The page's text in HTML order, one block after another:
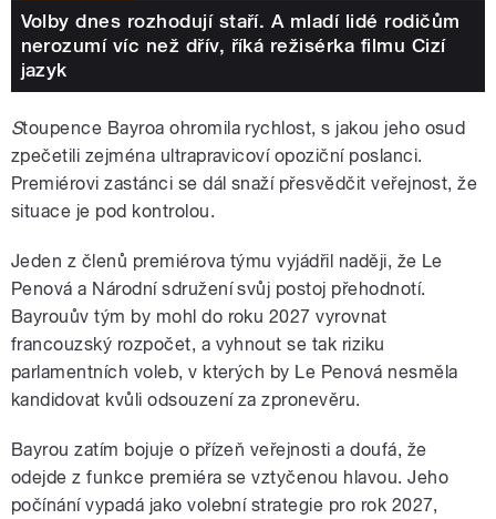
Volby dnes rozhodují staří. A mladí lidé rodičům
nerozumí víc než dřív, říká režisérka filmu Cizí
jazyk
Stoupence Bayroa ohromila rychlost, s jakou jeho osud
zpečetili zejména ultrapravicoví opoziční poslanci.
Premiérovi zastánci se dál snaží přesvědčit veřejnost, že
situace je pod kontrolou.
Jeden z členů premiérova týmu vyjádřil naději, že Le
Penová a Národní sdružení svůj postoj přehodnotí.
Bayrouův tým by mohl do roku 2027 vyrovnat
francouzský rozpočet, a vyhnout se tak riziku
parlamentních voleb, v kterých by Le Penová nesměla
kandidovat kvůli odsouzení za zpronevěru.
Bayrou zatím bojuje o přízeň veřejnosti a doufá, že
odejde z funkce premiéra se vztyčenou hlavou. Jeho
počínání vypadá jako volební strategie pro rok 2027,